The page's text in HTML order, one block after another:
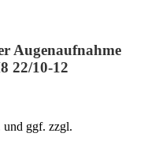
Augenaufnahme
22/10-12
ggf. zzgl.